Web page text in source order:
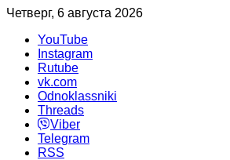
Четверг, 6 августа 2026
YouTube
Instagram
Rutube
vk.com
Odnoklassniki
Threads
Viber
Telegram
RSS